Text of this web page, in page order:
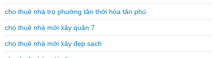
cho thuê nhà trọ phường tân thới hòa tân phú
cho thuê nhà mới xây quận 7
cho thuê nhà mới xây đẹp sạch